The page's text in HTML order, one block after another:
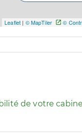
Leaflet | © MapTiler ©
informations
de votre